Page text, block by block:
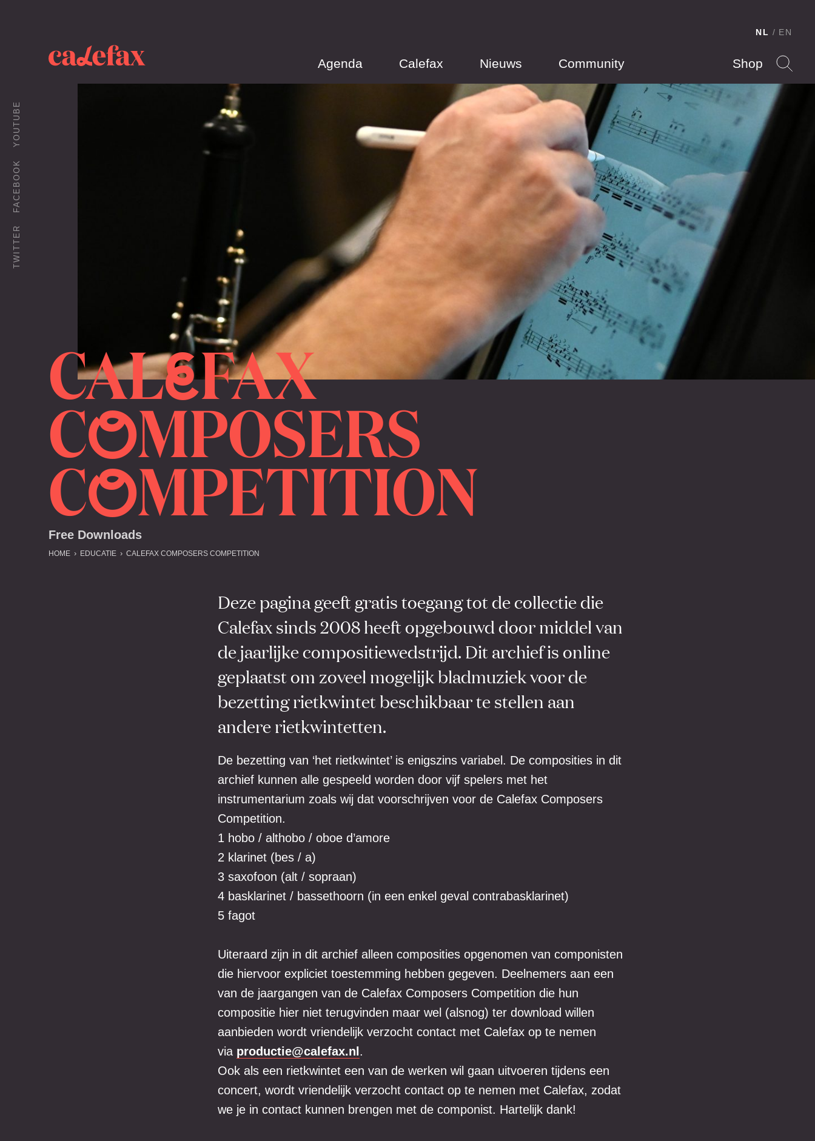
Agenda Calefax Nieuws Community Shop
NL EN
TWITTER
FACEBOOK
YOUTUBE
CALEFAX
COMPOSERS
COMPETITION
Free Downloads
HOME EDUCATIE CALEFAX COMPOSERS COMPETITION
Deze pagina geeft gratis toegang tot de collectie die
Calefax sinds 2008 heeft opgebouwd door middel van
de jaarlijke compositiewedstrijd. Dit archief is online
geplaatst om zoveel mogelijk bladmuziek voor de
bezetting rietkwintet beschikbaar te stellen aan
andere rietkwintetten.
De bezetting van ‘het rietkwintet’ is enigszins variabel. De composities in dit
archief kunnen alle gespeeld worden door vijf spelers met het
instrumentarium zoals wij dat voorschrijven voor de Calefax Composers
Competition.
1 hobo / althobo / oboe d’amore
2 klarinet (bes / a)
3 saxofoon (alt / sopraan)
4 basklarinet / bassethoorn (in een enkel geval contrabasklarinet)
5 fagot
Uiteraard zijn in dit archief alleen composities opgenomen van componisten
die hiervoor expliciet toestemming hebben gegeven. Deelnemers aan een
van de jaargangen van de Calefax Composers Competition die hun
compositie hier niet terugvinden maar wel (alsnog) ter download willen
aanbieden wordt vriendelijk verzocht contact met Calefax op te nemen
via productie@calefax.nl .
Ook als een rietkwintet een van de werken wil gaan uitvoeren tijdens een
concert, wordt vriendelijk verzocht contact op te nemen met Calefax, zodat
we je in contact kunnen brengen met de componist. Hartelijk dank!